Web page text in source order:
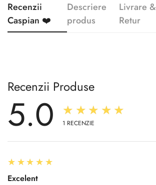
Recenzii
Caspian ❤️
Descriere
produs
Livrare &
Retur
Recenzii Produse
5.0 ★★★★★
1 RECENZIE
5
★★★★★
Excelent